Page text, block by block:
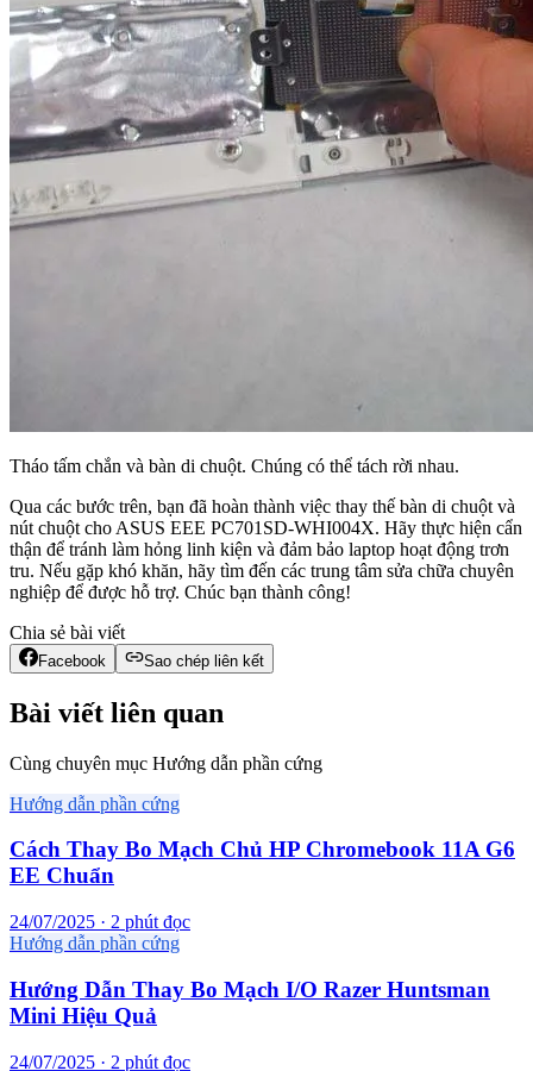
Tháo tấm chắn và bàn di chuột. Chúng có thể tách rời nhau.
Qua các bước trên, bạn đã hoàn thành việc thay thế bàn di chuột và
nút chuột cho ASUS EEE PC701SD-WHI004X. Hãy thực hiện cẩn
thận để tránh làm hỏng linh kiện và đảm bảo laptop hoạt động trơn
tru. Nếu gặp khó khăn, hãy tìm đến các trung tâm sửa chữa chuyên
nghiệp để được hỗ trợ. Chúc bạn thành công!
Chia sẻ bài viết
Facebook Sao chép liên kết
Bài viết liên quan
Cùng chuyên mục Hướng dẫn phần cứng
Hướng dẫn phần cứng
Cách Thay Bo Mạch Chủ HP Chromebook 11A G6
EE Chuẩn
24/07/2025 · 2 phút đọc
Hướng dẫn phần cứng
Hướng Dẫn Thay Bo Mạch I/O Razer Huntsman
Mini Hiệu Quả
24/07/2025 · 2 phút đọc